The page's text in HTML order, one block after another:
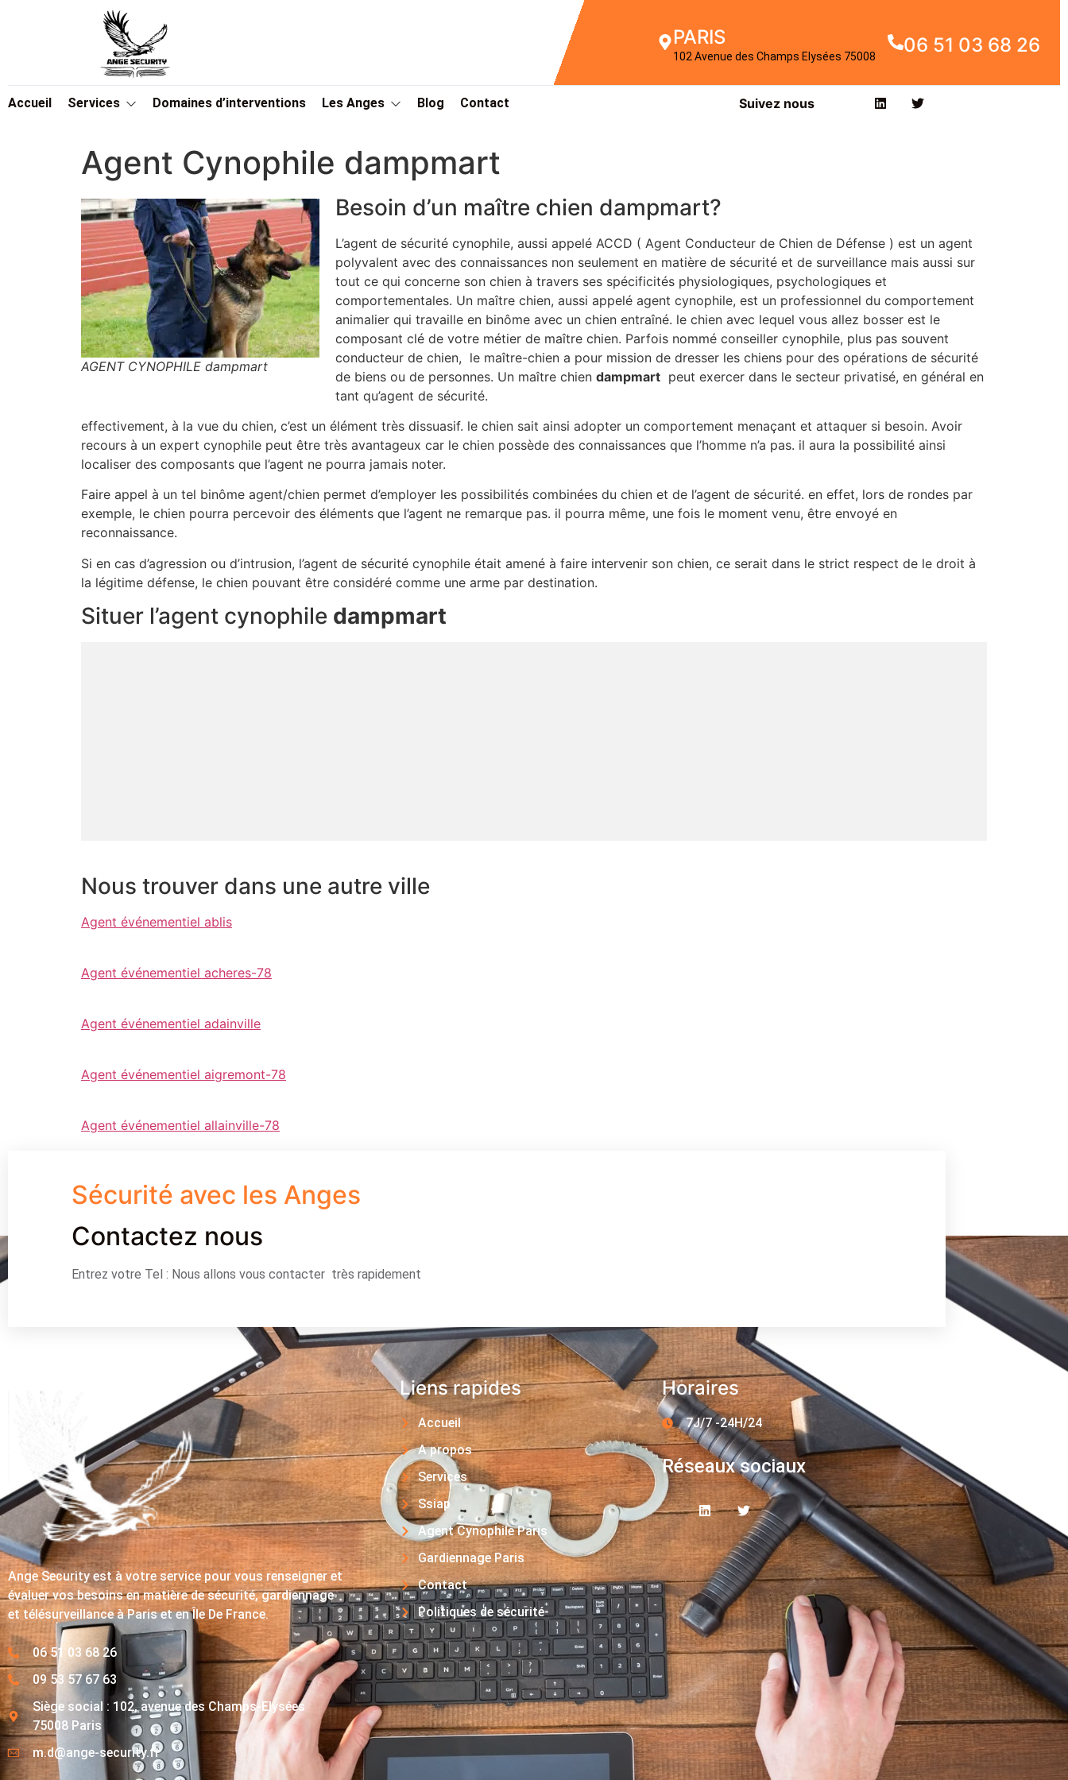
PARIS
102 Avenue des Champs Elysées 75008 06 51 03 68 26
Accueil Services Domaines d’interventions Les Anges Blog Contact Suivez nous
Agent Cynophile dampmart
AGENT CYNOPHILE dampmart
Besoin d’un maître chien dampmart?
L’agent de sécurité cynophile, aussi appelé ACCD ( Agent Conducteur de Chien de Défense ) est un agent
polyvalent avec des connaissances non seulement en matière de sécurité et de surveillance mais aussi sur
tout ce qui concerne son chien à travers ses spécificités physiologiques, psychologiques et
comportementales. Un maître chien, aussi appelé agent cynophile, est un professionnel du comportement
animalier qui travaille en binôme avec un chien entraîné. le chien avec lequel vous allez bosser est le
composant clé de votre métier de maître chien. Parfois nommé conseiller cynophile, plus pas souvent
conducteur de chien, le maître-chien a pour mission de dresser les chiens pour des opérations de sécurité
de biens ou de personnes. Un maître chien dampmart peut exercer dans le secteur privatisé, en général en
tant qu’agent de sécurité.
effectivement, à la vue du chien, c’est un élément très dissuasif. le chien sait ainsi adopter un comportement menaçant et attaquer si besoin. Avoir
recours à un expert cynophile peut être très avantageux car le chien possède des connaissances que l’homme n’a pas. il aura la possibilité ainsi
localiser des composants que l’agent ne pourra jamais noter.
Faire appel à un tel binôme agent/chien permet d’employer les possibilités combinées du chien et de l’agent de sécurité. en effet, lors de rondes par
exemple, le chien pourra percevoir des éléments que l’agent ne remarque pas. il pourra même, une fois le moment venu, être envoyé en
reconnaissance.
Si en cas d’agression ou d’intrusion, l’agent de sécurité cynophile était amené à faire intervenir son chien, ce serait dans le strict respect de le droit à
la légitime défense, le chien pouvant être considéré comme une arme par destination.
Situer l’agent cynophile dampmart
Nous trouver dans une autre ville
Agent événementiel ablis
Agent événementiel acheres-78
Agent événementiel adainville
Agent événementiel aigremont-78
Agent événementiel allainville-78
Sécurité avec les Anges
Contactez nous
Entrez votre Tel : Nous allons vous contacter très rapidement
Ange Security est à votre service pour vous renseigner et
évaluer vos besoins en matière de sécurité, gardiennage
et télésurveillance à Paris et en Île De France.
06 51 03 68 26
09 53 57 67 63
Siège social : 102, avenue des Champs-Elysées
75008 Paris
m.d@ange-security.fr
Liens rapides
Accueil
A propos
Services
Ssiap
Agent Cynophile Paris
Gardiennage Paris
Contact
Politiques de sécurité
Horaires
7J/7 -24H/24
Réseaux sociaux